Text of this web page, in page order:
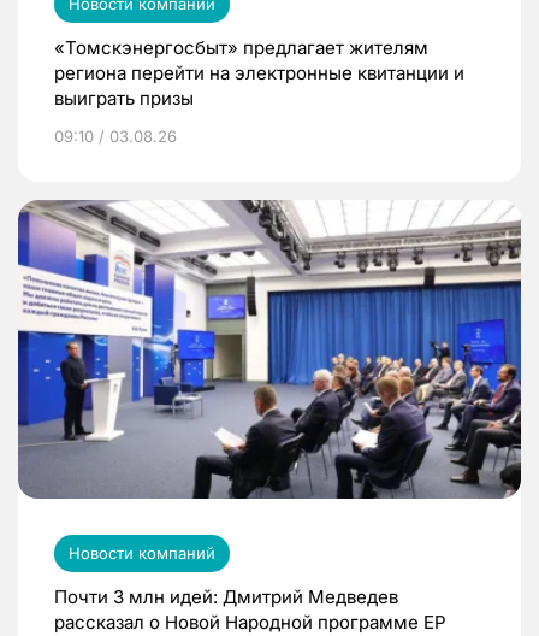
«Томскэнергосбыт» предлагает жителям
региона перейти на электронные квитанции и
выиграть призы
09:10 / 03.08.26
Новости компаний
Почти 3 млн идей: Дмитрий Медведев
рассказал о Новой Народной программе ЕР